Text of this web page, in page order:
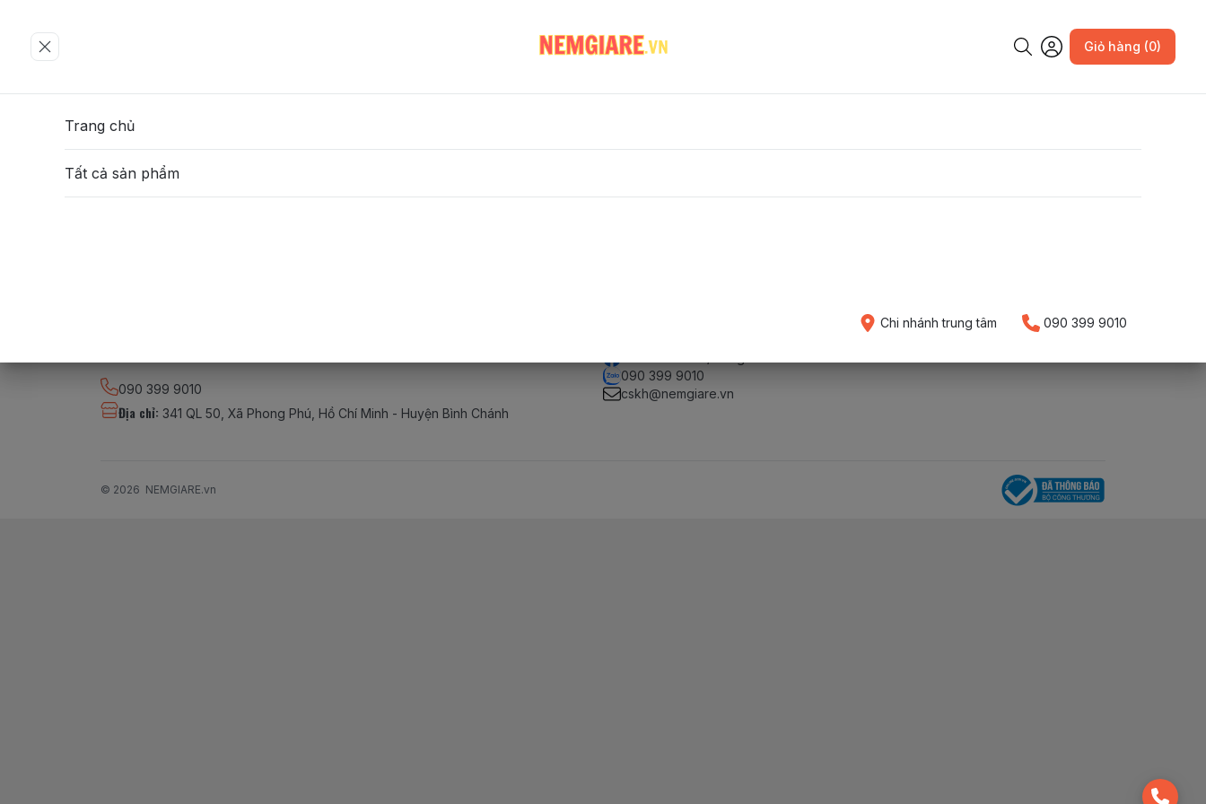
Giỏ hàng (0)
090 399 9010
Địa chỉ: 341 QL 50, Xã Phong Phú, Hồ Chí Minh - Huyện Bình Chánh
090 399 9010
cskh@nemgiare.vn
© 2026 NEMGIARE.vn
Trang chủ
Tất cả sản phẩm
Chi nhánh trung tâm 090 399 9010